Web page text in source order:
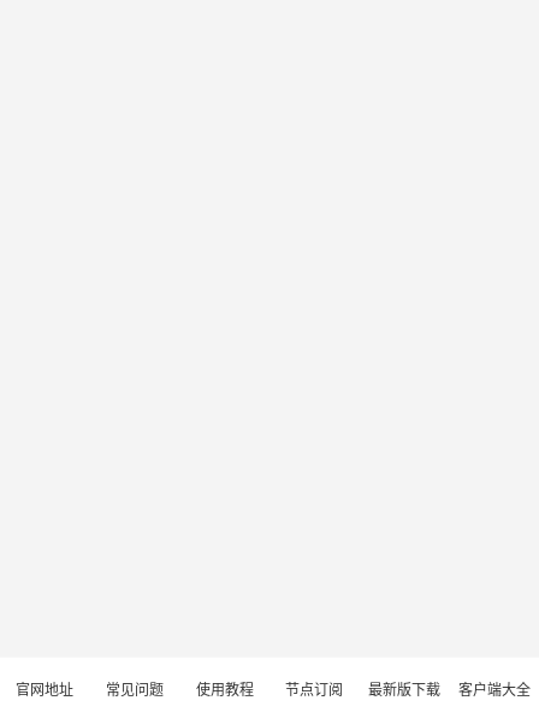
官网地址 常见问题 使用教程 节点订阅 最新版下载 客户端大全